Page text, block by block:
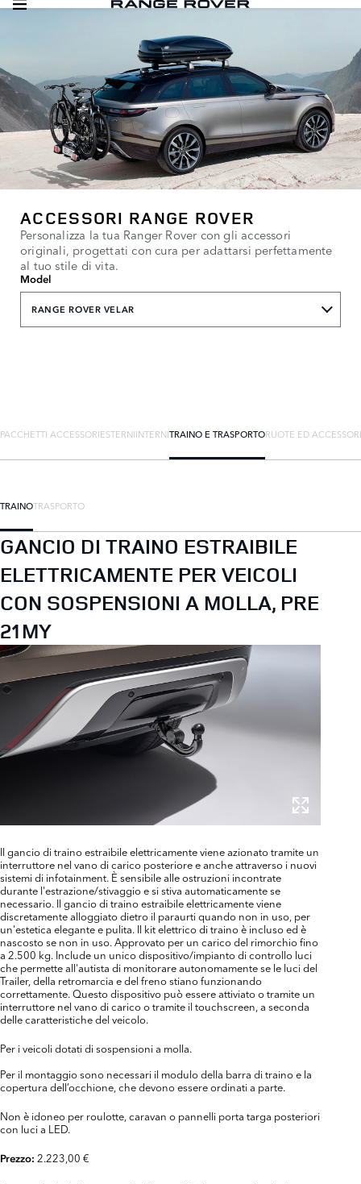
ACCESSORI RANGE ROVER
Personalizza la tua Ranger Rover con gli accessori
originali, progettati con cura per adattarsi perfettamente
al tuo stile di vita.
Model
RANGE ROVER VELAR
PACCHETTI ACCESSORIESTERNIINTERNITRAINO E TRASPORTORUOTE ED ACCESSORI
TRAINOTRASPORTO
GANCIO DI TRAINO ESTRAIBILE
ELETTRICAMENTE PER VEICOLI
CON SOSPENSIONI A MOLLA, PRE
21MY
Il gancio di traino estraibile elettricamente viene azionato tramite un
interruttore nel vano di carico posteriore e anche attraverso i nuovi
sistemi di infotainment. È sensibile alle ostruzioni incontrate
durante l'estrazione/stivaggio e si stiva automaticamente se
necessario. Il gancio di traino estraibile elettricamente viene
discretamente alloggiato dietro il paraurti quando non in uso, per
un'estetica elegante e pulita. Il kit elettrico di traino è incluso ed è
nascosto se non in uso. Approvato per un carico del rimorchio fino
a 2.500 kg. Include un unico dispositivo/impianto di controllo luci
che permette all'autista di monitorare autonomamente se le luci del
Trailer, della retromarcia e del freno stiano funzionando
correttamente. Questo dispositivo può essere attiviato o tramite un
interruttore nel vano di carico o tramite il touchscreen, a seconda
delle caratteristiche del veicolo.
Per i veicoli dotati di sospensioni a molla.
Per il montaggio sono necessari il modulo della barra di traino e la
copertura dell’occhione, che devono essere ordinati a parte.
Non è idoneo per roulotte, caravan o pannelli porta targa posteriori
con luci a LED.
Prezzo: 2.223,00 €